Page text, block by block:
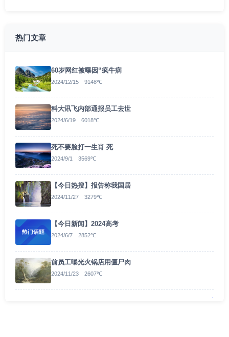
热门文章
60岁网红被曝因“疯牛病
2024/12/15 9148℃
科大讯飞内部通报员工去世
2024/6/19 6018℃
死不要脸打一生肖 死
2024/9/1 3569℃
【今日热搜】报告称我国居
2024/11/27 3279℃
【今日新闻】2024高考
2024/6/7 2852℃
前员工曝光火锅店用僵尸肉
2024/11/23 2607℃